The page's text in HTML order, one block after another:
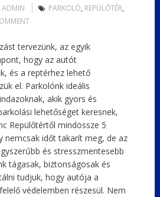
ADMIN PARKOLÓ, REPÜLŐTÉR,
tervezünk, az egyik
hogy az autót
és a reptérhez lehető
el. Parkolónk ideális
akik gyors és
lehetőséget keresnek,
Repülőtértől mindössze 5
nemcsak időt takarít meg, de az
és stresszmentesebb
tágasak, biztonságosak és
tudjuk, hogy autója a
védelemben részesül. Nem